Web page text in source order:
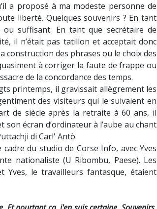
a proposé à ma modeste personne de
liberté. Quelques souvenirs ? En tant
suffisant. En tant que secrétaire de
il n’était pas tatillon et acceptait donc
construction des phrases ou le choix des
à corriger la faute de frappe ou
de la concordance des temps.
printemps, il gravissait allègrement les
des visiteurs qui le suivaient en
de siècle après la retraite à 60 ans, il
écran d’ordinateur à l’aube au chant
di Carl' Antò.
du studio de Corse Info, avec Yves
nationaliste (U Ribombu, Paese). Les
Yves, le travailleurs fantasque, étaient